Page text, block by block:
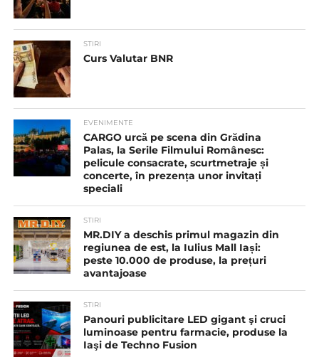
STIRI
Curs Valutar BNR
EVENIMENTE
CARGO urcă pe scena din Grădina
Palas, la Serile Filmului Românesc:
pelicule consacrate, scurtmetraje și
concerte, în prezența unor invitați
speciali
STIRI
MR.DIY a deschis primul magazin din
regiunea de est, la Iulius Mall Iași:
peste 10.000 de produse, la prețuri
avantajoase
STIRI
Panouri publicitare LED gigant şi cruci
luminoase pentru farmacie, produse la
Iaşi de Techno Fusion